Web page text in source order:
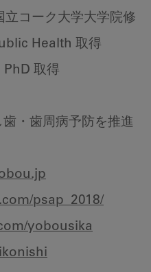
コーク大学大学院修
Health 取得
取得
・歯周病予防を推進
psap_2018/
yobousika